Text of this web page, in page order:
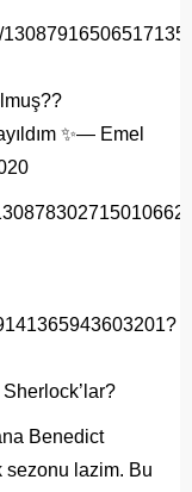
✨— Emel
Benedict
lazim. Bu